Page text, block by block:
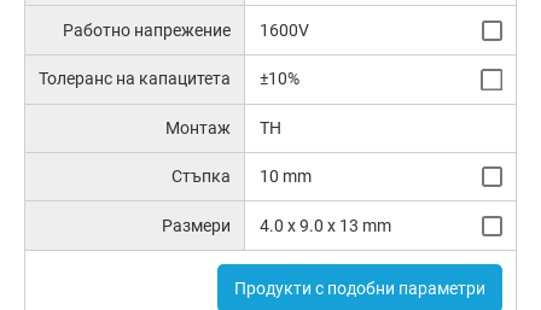
Работно напрежение 1600V
Толеранс на капацитета ±10%
Монтаж TH
Стъпка 10 mm
Размери 4.0 x 9.0 x 13 mm
Продукти с подобни параметри